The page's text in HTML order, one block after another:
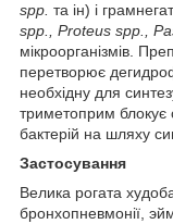
spp. та ін) і
spp., Proteus spp.,
мікроорганізмів.
перетворює
необхідну для
триметоприм блокує
бактерій на шляху
Застосування
Велика рогата
бронхопневмонії,